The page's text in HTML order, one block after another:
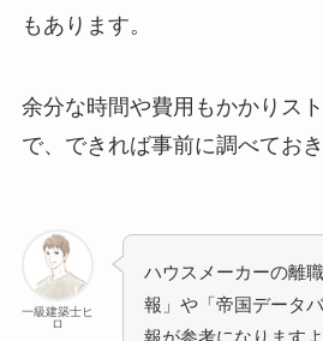
もあります。
余分な時間や費用もかかりス
で、できれば事前に調べておき
一級建築士ヒ
ロ
ハウスメーカーの離
報」や「帝国データ
報が参考になりますよ